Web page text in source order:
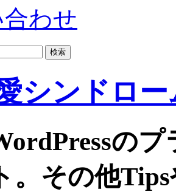
わせ
シンドロー
の
。その他